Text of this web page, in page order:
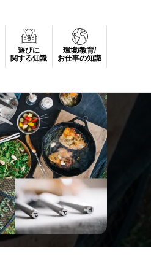
遊びに
関する知識
環境/教育/
お仕事の知識